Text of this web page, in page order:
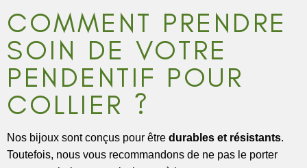
COMMENT PRENDRE
SOIN DE VOTRE
PENDENTIF POUR
COLLIER ?
Nos bijoux sont conçus pour être durables et résistants.
Toutefois, nous vous recommandons de ne pas le porter